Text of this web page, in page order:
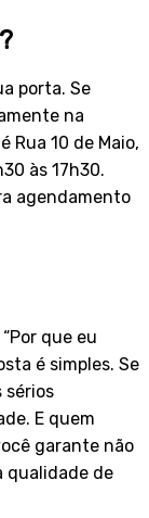
porta. Se
na
Rua 10 de Maio,
às 17h30.
agendamento
que eu
é simples. Se
sérios
E quem
garante não
qualidade de